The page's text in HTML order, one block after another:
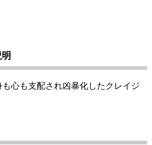
心も支配され凶暴化したクレイジ